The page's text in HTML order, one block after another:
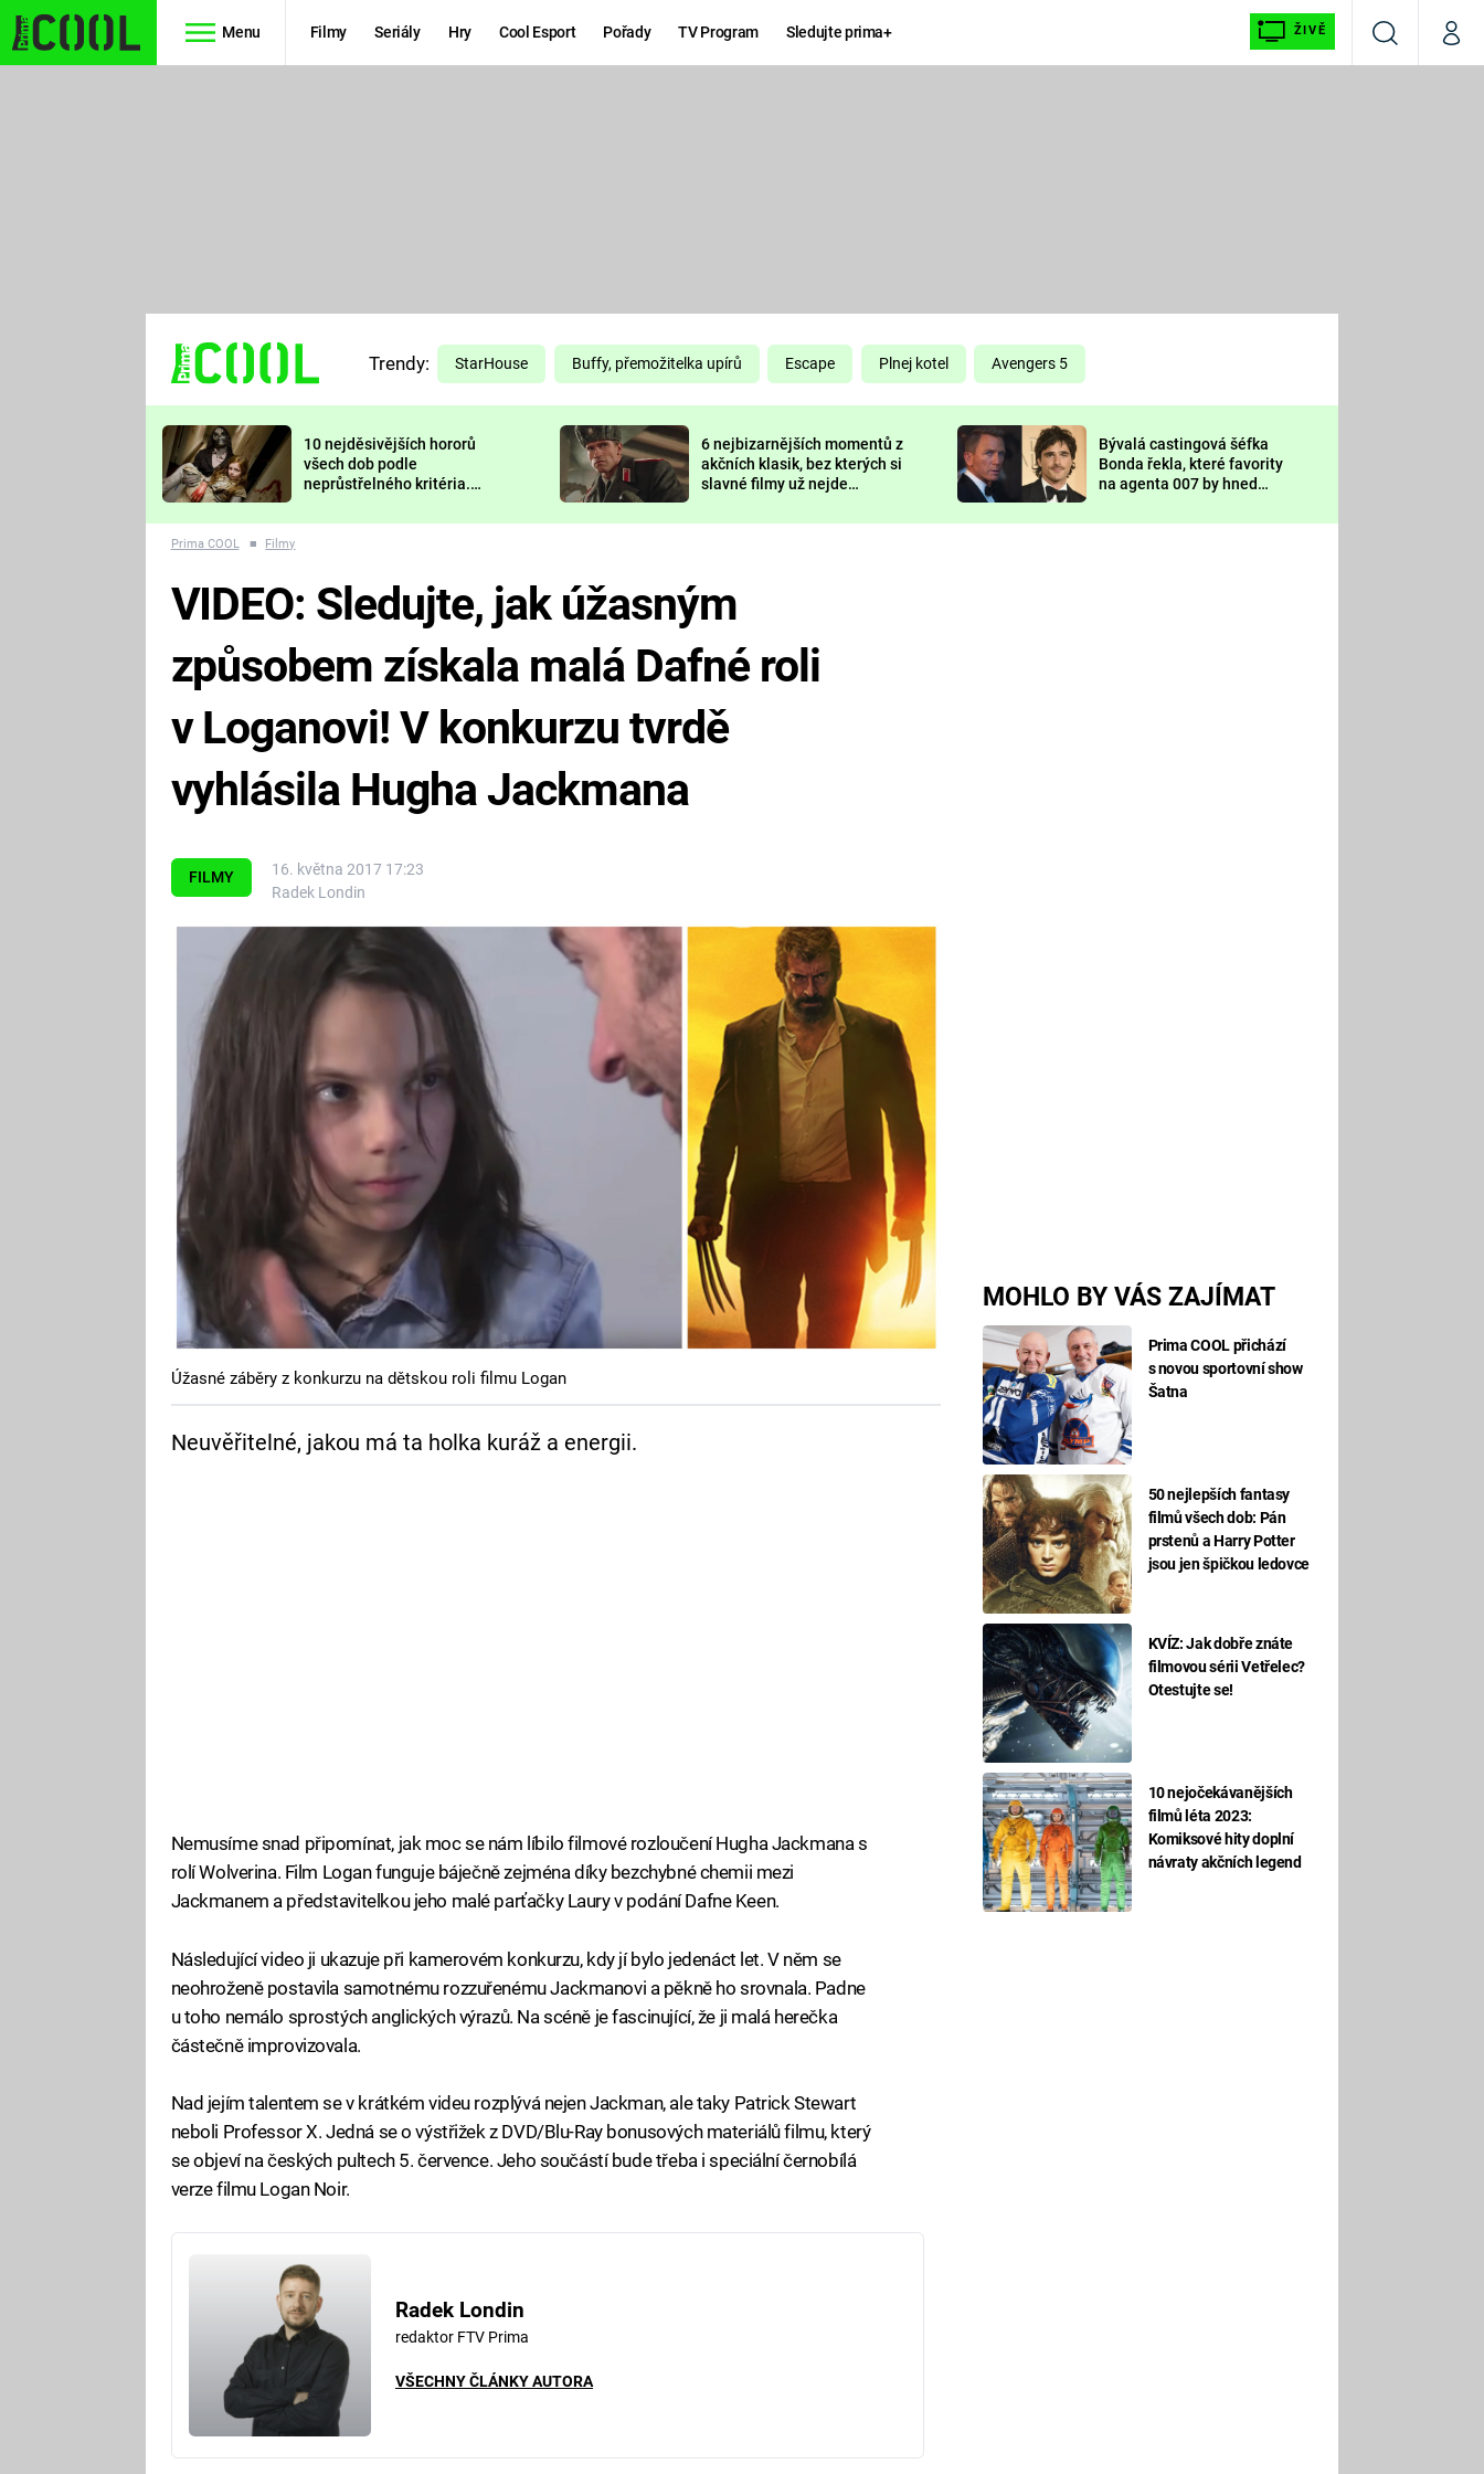
Menu Filmy Seriály Hry Cool Esport Pořady TV Program Sledujte prima+ ŽIVĚ
VyhledáváníMůj
TŘESKU
FUTURAMA
PREDÁTOR
DELIVERANCE
KOMEDIE
CHUCK
NORRIS
DEADPOOL
Prima LAJK
Sledujte nás
Trendy: StarHouse Buffy, přemožitelka upírů Escape Plnej kotel Avengers 5
10 nejděsivějších hororů
všech dob podle
neprůstřelného kritéria.
nejvíc zvednou tep?
6 nejbizarnějších momentů z
akčních klasik, bez kterých si
slavné filmy už nejde
Bývalá castingová šéfka
Bonda řekla, které favority
na agenta 007 by hned
Prima COOL ■ Filmy
FILMY
16. května 2017 17:23
Radek Londin
MOHLO BY VÁS ZAJÍMAT
Prima COOL přichází
s novou sportovní show
Šatna
50 nejlepších fantasy
filmů všech dob: Pán
prstenů a Harry Potter
jsou jen špičkou ledovce
KVÍZ: Jak dobře znáte
filmovou sérii Vetřelec?
Otestujte se!
10 nejočekávanějších
filmů léta 2023:
Komiksové hity doplní
návraty akčních legend
VIDEO: Sledujte, jak úžasným
způsobem získala malá Dafné roli
v Loganovi! V konkurzu tvrdě
vyhlásila Hugha Jackmana
Úžasné záběry z konkurzu na dětskou roli filmu Logan
Neuvěřitelné, jakou má ta holka kuráž a energii.
Nemusíme snad připomínat, jak moc se nám líbilo filmové rozloučení Hugha Jackmana s
rolí Wolverina. Film Logan funguje báječně zejména díky bezchybné chemii mezi
Jackmanem a představitelkou jeho malé parťačky Laury v podání Dafne Keen.
Následující video ji ukazuje při kamerovém konkurzu, kdy jí bylo jedenáct let. V něm se
neohroženě postavila samotnému rozzuřenému Jackmanovi a pěkně ho srovnala. Padne
u toho nemálo sprostých anglických výrazů. Na scéně je fascinující, že ji malá herečka
částečně improvizovala.
Nad jejím talentem se v krátkém videu rozplývá nejen Jackman, ale taky Patrick Stewart
neboli Professor X. Jedná se o výstřižek z DVD/Blu-Ray bonusových materiálů filmu, který
se objeví na českých pultech 5. července. Jeho součástí bude třeba i speciální černobílá
verze filmu Logan Noir.
Radek Londin
redaktor FTV Prima
VŠECHNY ČLÁNKY AUTORA